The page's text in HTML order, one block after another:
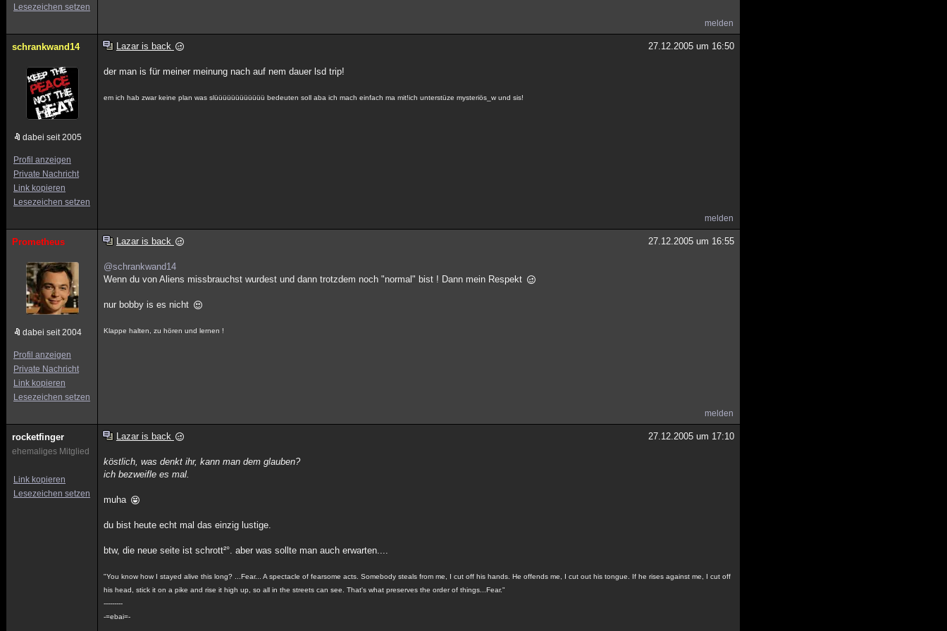
Lesezeichen setzen
melden
schrankwand14
dabei seit 2005
Profil anzeigen
Private Nachricht
Link kopieren
Lesezeichen setzen
Lazar is back 27.12.2005 um 16:50
der man is für meiner meinung nach auf nem dauer lsd trip!
em ich hab zwar keine plan was slüüüüüüüüüüüü bedeuten soll aba ich mach einfach ma mit!ich unterstüze mysteriös_w und sis!
melden
Prometheus
dabei seit 2004
Profil anzeigen
Private Nachricht
Link kopieren
Lesezeichen setzen
Lazar is back 27.12.2005 um 16:55
@schrankwand14
Wenn du von Aliens missbrauchst wurdest und dann trotzdem noch "normal" bist ! Dann mein Respekt
nur bobby is es nicht
Klappe halten, zu hören und lernen !
melden
rocketfinger
ehemaliges Mitglied
Link kopieren
Lesezeichen setzen
Lazar is back 27.12.2005 um 17:10
köstlich, was denkt ihr, kann man dem glauben?
ich bezweifle es mal.
muha
du bist heute echt mal das einzig lustige.
btw, die neue seite ist schrott²°. aber was sollte man auch erwarten....
"You know how I stayed alive this long? ...Fear... A spectacle of fearsome acts. Somebody steals from me, I cut off his hands. He offends me, I cut out his tongue. If he rises against me, I cut off
his head, stick it on a pike and rise it high up, so all in the streets can see. That's what preserves the order of things...Fear."
---------
-=ebai=-